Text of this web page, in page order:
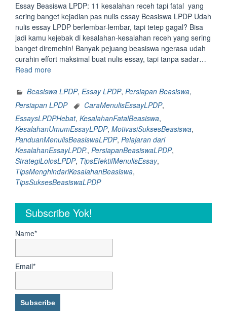
Essay Beasiswa LPDP: 11 kesalahan receh tapi fatal yang
sering banget kejadian pas nulis essay Beasiswa LPDP Udah
nulis essay LPDP berlembar-lembar, tapi tetep gagal? Bisa
jadi kamu kejebak di kesalahan-kesalahan receh yang sering
banget diremehin! Banyak pejuang beasiswa ngerasa udah
curahin effort maksimal buat nulis essay, tapi tanpa sadar…
Read more“Essay
LPDP:
11
kesalahan
receh
tapi
fatal
yang
sering
banget
kejadian
nulis
essay
LPDP”
Beasiswa LPDP, Essay LPDP, Persiapan Beasiswa,
Persiapan LPDP
CaraMenulisEssayLPDP,
EssaysLPDPHebat, KesalahanFatalBeasiswa,
KesalahanUmumEssayLPDP, MotivasiSuksesBeasiswa,
PanduanMenulisBeasiswaLPDP, Pelajaran dari
KesalahanEssayLPDP., PersiapanBeasiswaLPDP,
StrategiLolosLPDP, TipsEfektifMenulisEssay,
TipsMenghindariKesalahanBeasiswa,
TipsSuksesBeasiswaLPDP
Subscribe Yok!
Name*
Email*